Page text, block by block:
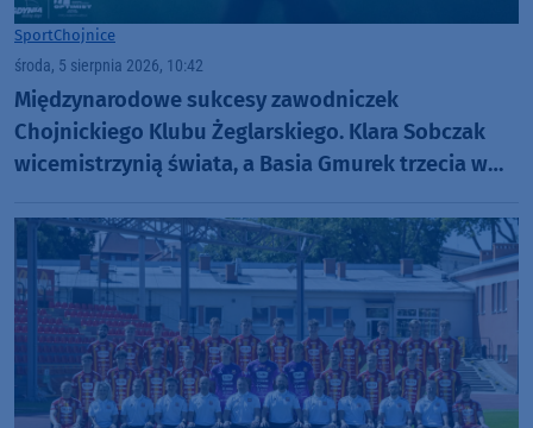
SportChojnice
środa, 5 sierpnia 2026, 10:42
Międzynarodowe sukcesy zawodniczek
Chojnickiego Klubu Żeglarskiego. Klara Sobczak
wicemistrzynią świata, a Basia Gmurek trzecia w